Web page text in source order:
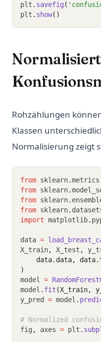
plt . savefig (
plt . show()
Rohzählungen
Klassen
Normalisierung zeigt
from sklearn.metrics
from sklearn.
from sklearn.
from sklearn.
import matplotlib.
data =
X_train, X_test ,
data.data,
)
model =
model . fit (X_train,
y_pred = model .
# Normalized
fig , axes = plt .